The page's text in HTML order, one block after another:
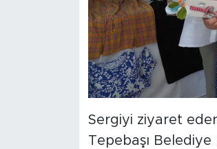
Sergiyi ziyaret
Tepebaşı